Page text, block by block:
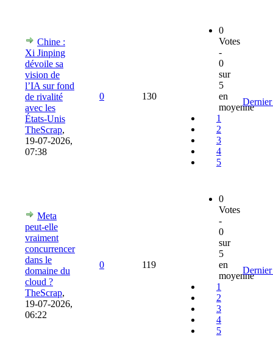
Chine :
Xi Jinping
dévoile sa
vision de
l’IA sur fond
de rivalité
avec les
États-Unis
TheScrap,
19-07-2026,
07:38
0 130
0
Votes
-
0
sur
5
en
moyenne
1
2
3
4
5
Dernier
Meta
peut-elle
vraiment
concurrencer
dans le
domaine du
cloud ?
TheScrap,
19-07-2026,
06:22
0 119
0
Votes
-
0
sur
5
en
moyenne
1
2
3
4
5
Dernier